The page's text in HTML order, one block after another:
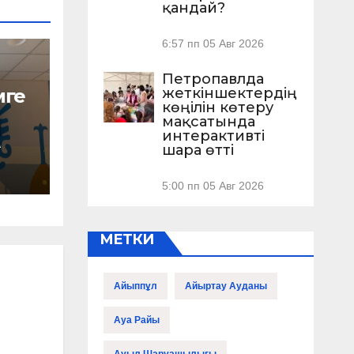
қандай?
6:57 пп 05 Авг 2026
Петропавлда
жеткіншектердің
көңілін көтеру
мақсатында
интерактивті
шара өтті
5:00 пп 05 Авг 2026
МЕТКИ
Айыппұл Айыртау Ауданы
Ауа Райы